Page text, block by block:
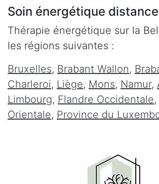
Soin énergétique distance
Thérapie énergétique sur la
les régions suivantes :
Bruxelles, Brabant Wallon,
Charleroi, Liège, Mons, Namur,
Limbourg, Flandre Occidentale,
Orientale, Province du